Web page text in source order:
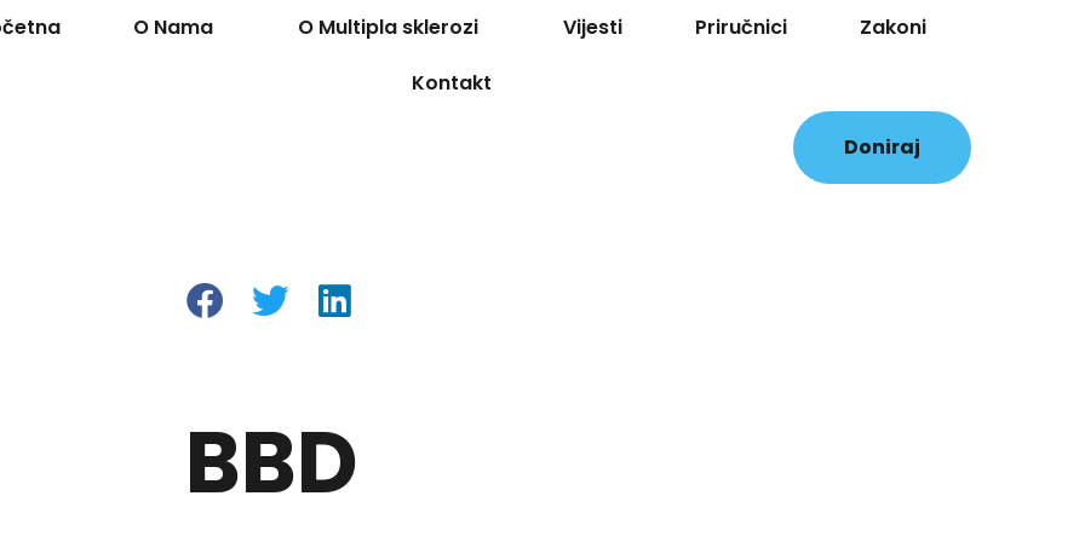
O Nama O Multipla sklerozi Vijesti Priručnici
Zakoni
Kontakt
Doniraj
BBD